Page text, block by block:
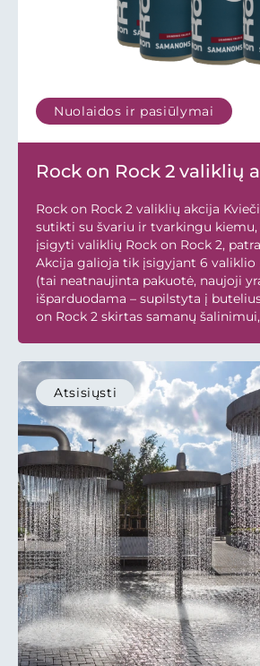
Nuolaidos ir pasiūlymai
Rock on Rock 2 valiklių
Rock on Rock 2 valiklių akcija
sutikti su švariu ir tvarkingu
įsigyti valiklių Rock on Rock 2,
Akcija galioja tik įsigyjant 6 valiklio
(tai neatnaujinta pakuotė, naujoji
išparduodama – supilstyta į
on Rock 2 skirtas samanų šalinimui,
Atsisiųsti